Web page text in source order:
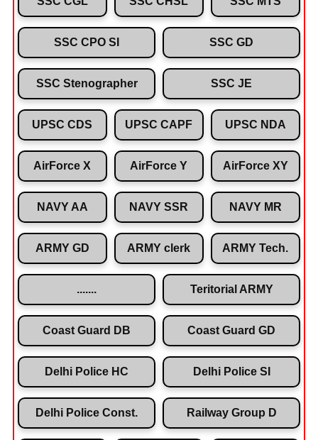
SSC CPO SI SSC GD
SSC Stenographer SSC JE
UPSC CDS UPSC CAPF UPSC NDA
AirForce X AirForce Y AirForce XY
NAVY AA NAVY SSR NAVY MR
ARMY GD ARMY clerk ARMY Tech.
Teritorial ARMY
Coast Guard DB Coast Guard GD
Delhi Police HC Delhi Police SI
Delhi Police Const. Railway Group D